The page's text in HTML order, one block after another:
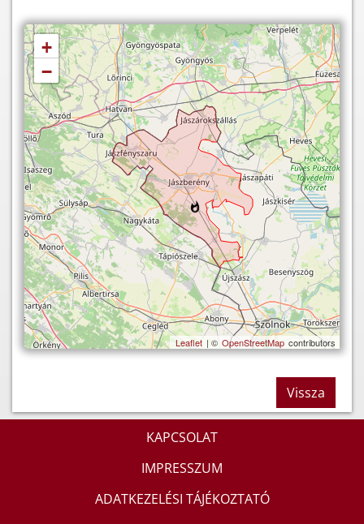
+
−
Leaflet | © OpenStreetMap contributors
Vissza
KAPCSOLAT
IMPRESSZUM
ADATKEZELÉSI TÁJÉKOZTATÓ